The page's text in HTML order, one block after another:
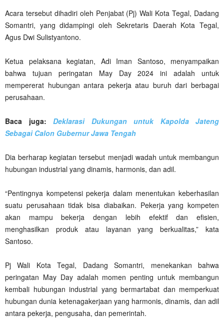
Acara tersebut dihadiri oleh Penjabat (Pj) Wali Kota Tegal, Dadang
Somantri, yang didampingi oleh Sekretaris Daerah Kota Tegal,
Agus Dwi Sulistyantono.
Ketua pelaksana kegiatan, Adi Iman Santoso, menyampaikan
bahwa tujuan peringatan May Day 2024 ini adalah untuk
mempererat hubungan antara pekerja atau buruh dari berbagai
perusahaan.
Baca juga: Deklarasi Dukungan untuk Kapolda Jateng
Sebagai Calon Gubernur Jawa Tengah
Dia berharap kegiatan tersebut menjadi wadah untuk membangun
hubungan industrial yang dinamis, harmonis, dan adil.
“Pentingnya kompetensi pekerja dalam menentukan keberhasilan
suatu perusahaan tidak bisa diabaikan. Pekerja yang kompeten
akan mampu bekerja dengan lebih efektif dan efisien,
menghasilkan produk atau layanan yang berkualitas,” kata
Santoso.
Pj Wali Kota Tegal, Dadang Somantri, menekankan bahwa
peringatan May Day adalah momen penting untuk membangun
kembali hubungan industrial yang bermartabat dan memperkuat
hubungan dunia ketenagakerjaan yang harmonis, dinamis, dan adil
antara pekerja, pengusaha, dan pemerintah.